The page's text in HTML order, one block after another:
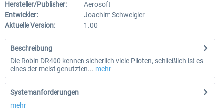
Hersteller/Publisher:
Aerosoft
Entwickler:
Joachim Schweigler
Aktuelle Version:
1.00
Beschreibung
Die Robin DR400 kennen sicherlich viele Piloten, schließlich ist es
eines der meist genutzten... mehr
Systemanforderungen
mehr